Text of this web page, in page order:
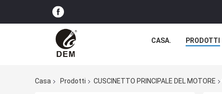
CASA. PRODOTTI
Casa Prodotti CUSCINETTO PRINCIPALE DEL MOTORE